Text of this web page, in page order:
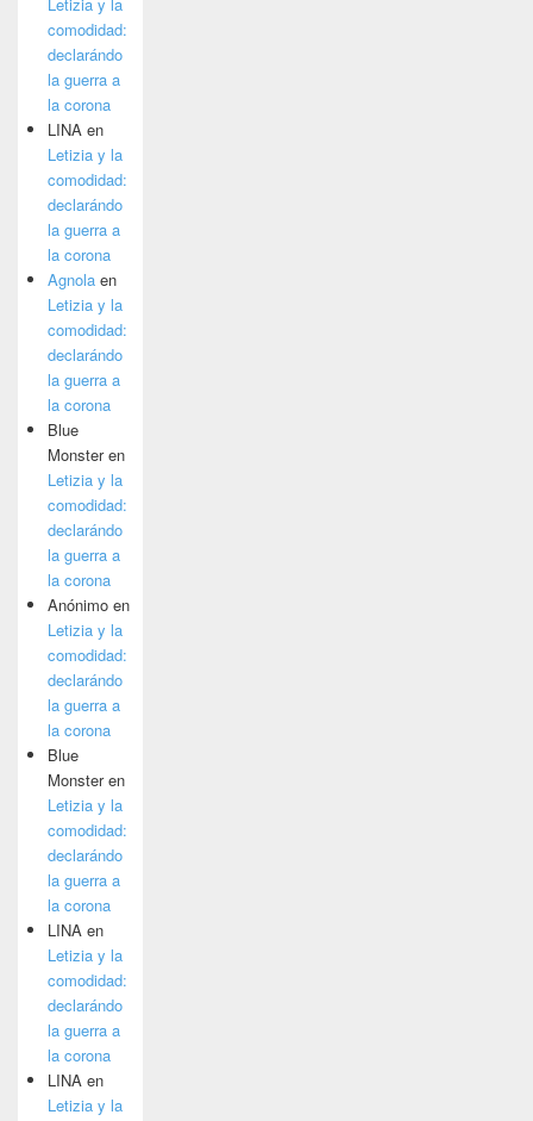
comodidad:
declarándo
la guerra a
la corona
LINA en
Letizia y la
comodidad:
declarándo
la guerra a
la corona
Agnola en
Letizia y la
comodidad:
declarándo
la guerra a
la corona
Blue
Monsteren
Letizia y la
comodidad:
declarándo
la guerra a
la corona
Anónimo en
Letizia y la
comodidad:
declarándo
la guerra a
la corona
Blue
Monsteren
Letizia y la
comodidad:
declarándo
la guerra a
la corona
LINA en
Letizia y la
comodidad:
declarándo
la guerra a
la corona
LINA en
Letizia y la